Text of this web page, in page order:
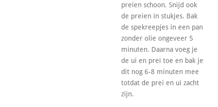
preien schoon. Snijd ook
de preien in stukjes. Bak
de spekreepjes in een pan
zonder olie ongeveer 5
minuten. Daarna voeg je
de ui en prei toe en bak je
dit nog 6-8 minuten mee
totdat de prei en ui zacht
zijn.